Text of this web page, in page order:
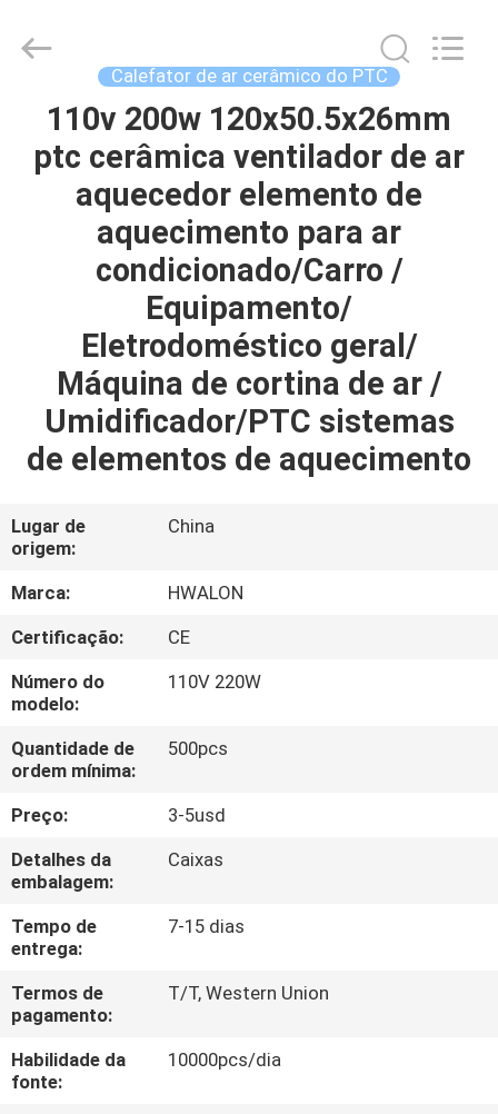
LAR
PRODUTOS
SOBRE
VISITA
FÁBRICA
CONTROLE
DE
QUALIDADE
NOS
NOTÍCIAS
UM
ORÇAMENTO
MAPA
DO
SITE
Electronic
Reserved.
Calefator de ar cerâmico do PTC
110v 200w 120x50.5x26mm
ptc cerâmica ventilador de ar
aquecedor elemento de
aquecimento para ar
condicionado/Carro /
Equipamento/
Eletrodoméstico geral/
Máquina de cortina de ar /
Umidificador/PTC sistemas
de elementos de aquecimento
Lugar de
origem:
China
Marca:
HWALON
Certificação:
CE
Número do
modelo:
110V 220W
Quantidade de
ordem mínima:
500pcs
Preço:
3-5usd
Detalhes da
embalagem:
Caixas
Tempo de
entrega:
7-15 dias
Termos de
pagamento:
T/T, Western Union
Habilidade da
fonte:
10000pcs/dia